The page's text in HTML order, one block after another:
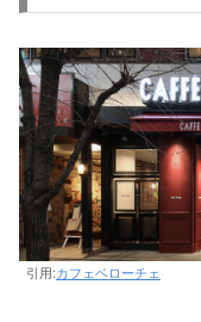
引用:カフェベローチェ